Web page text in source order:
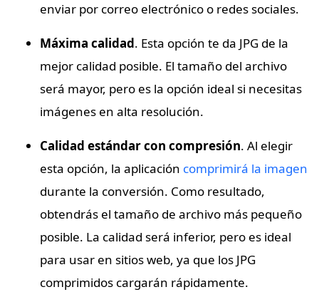
enviar por correo electrónico o redes sociales.
Máxima calidad. Esta opción te da JPG de la
mejor calidad posible. El tamaño del archivo
será mayor, pero es la opción ideal si necesitas
imágenes en alta resolución.
Calidad estándar con compresión. Al elegir
esta opción, la aplicación comprimirá la imagen
durante la conversión. Como resultado,
obtendrás el tamaño de archivo más pequeño
posible. La calidad será inferior, pero es ideal
para usar en sitios web, ya que los JPG
comprimidos cargarán rápidamente.